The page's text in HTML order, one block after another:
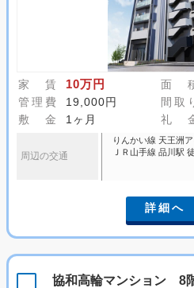
家 賃 10万円 面
管理費
19,000円 間取
敷 金
1ヶ月 礼
周辺の交通
りんかい線 天王洲
ＪＲ山手線 品川駅
詳細へ
協和高輪マンション 8